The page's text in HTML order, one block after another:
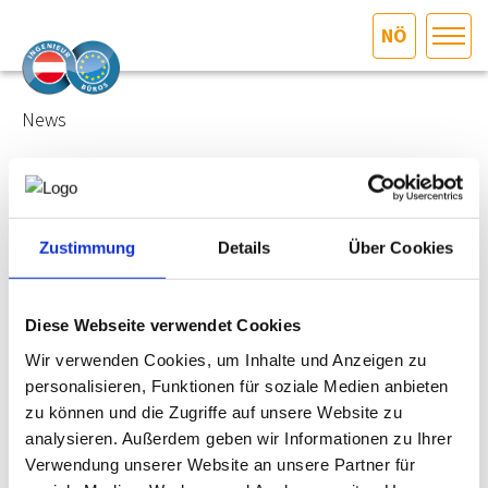
Zustimmung Details Über Cookies
Diese Webseite verwendet Cookies
Wir verwenden Cookies, um Inhalte und Anzeigen zu
personalisieren, Funktionen für soziale Medien anbieten
zu können und die Zugriffe auf unsere Website zu
analysieren. Außerdem geben wir Informationen zu Ihrer
Verwendung unserer Website an unsere Partner für
NÖ
DAS INGENIEURBÜRO
INTERESSEN­VERTRETUNG
SERVICE
KONTAKT
News
16.12.2024
talkING-"Die digitale Einreichung am Beispiel von
Bauverfahren"
Am Donnerstag, 05.12.2024, veranstaltete die Fachgruppe
Ingenieurbüros Steiermark im Rahmen ihres Event-
Formats"talkING"einen spannenden Vortrag zum Thema
"Digitale Einreichung". In diesem Vortrag beleuchteten der
RechtsanwaltMag. Lukas Andrieu,LL.M. (Columbia),
BSc.(ScherbaumSeebacher Rechtsanwälte) und der
Assistant Prof. Dipl.-Ing. Dr.techn. Harald Urban,BSc.(TU
Wien - Forschungsbereich "Digitaler Bauprozess") das